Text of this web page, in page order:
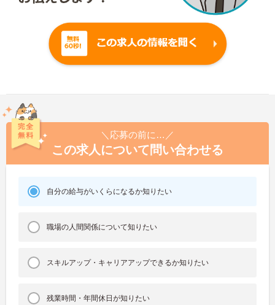
＼応募の前に…／
この求人について問い合わせる
自分の給与がいくらになるか知りたい
職場の人間関係について知りたい
スキルアップ・キャリアアップできるか知りたい
残業時間・年間休日が知りたい